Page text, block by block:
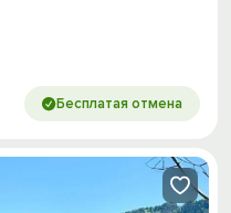
Бесплатая отмена